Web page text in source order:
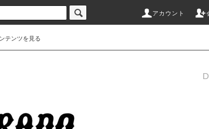
アカウント
テンツを見る